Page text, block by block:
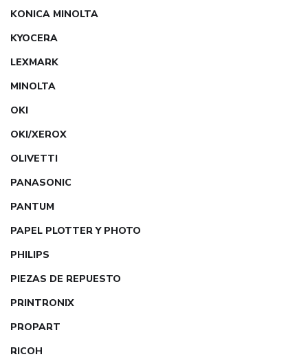
KONICA MINOLTA
KYOCERA
LEXMARK
MINOLTA
OKI
OKI/XEROX
OLIVETTI
PANASONIC
PANTUM
PAPEL PLOTTER Y PHOTO
PHILIPS
PIEZAS DE REPUESTO
PRINTRONIX
PROPART
RICOH